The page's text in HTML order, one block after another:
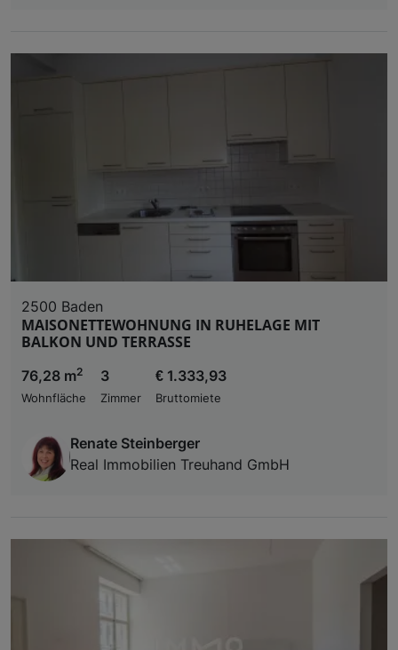
2500 Baden
MAISONETTEWOHNUNG IN RUHELAGE MIT
BALKON UND TERRASSE
76,28 m2
Wohnfläche
3
Zimmer
€ 1.333,93
Bruttomiete
Renate Steinberger
Real Immobilien Treuhand GmbH